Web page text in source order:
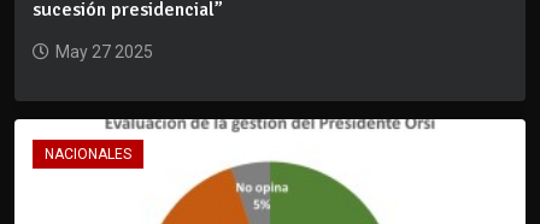
sucesión presidencial”
May 27 2025
NACIONALES